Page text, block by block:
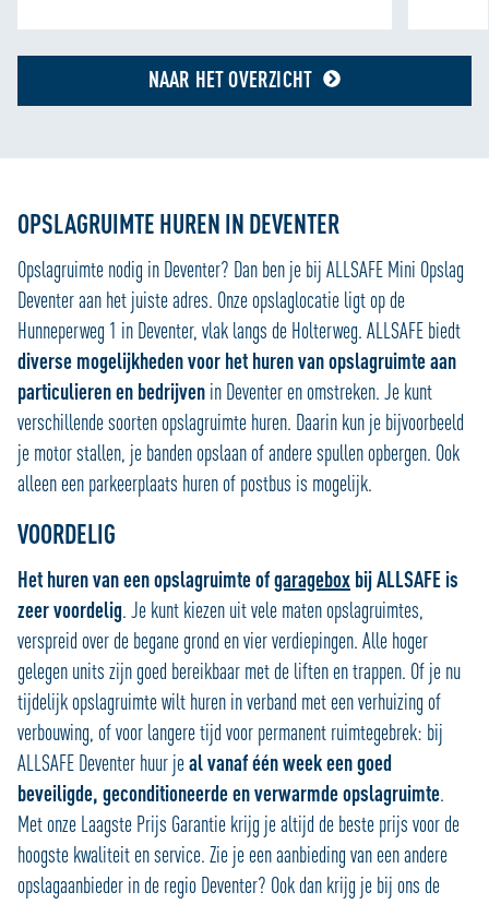
NAAR HET OVERZICHT
OPSLAGRUIMTE HUREN IN DEVENTER
Opslagruimte nodig in Deventer? Dan ben je bij ALLSAFE Mini Opslag
Deventer aan het juiste adres. Onze opslaglocatie ligt op de
Hunneperweg 1 in Deventer, vlak langs de Holterweg. ALLSAFE biedt
diverse mogelijkheden voor het huren van opslagruimte aan
particulieren en bedrijven in Deventer en omstreken. Je kunt
verschillende soorten opslagruimte huren. Daarin kun je bijvoorbeeld
je motor stallen, je banden opslaan of andere spullen opbergen. Ook
alleen een parkeerplaats huren of postbus is mogelijk.
VOORDELIG
Het huren van een opslagruimte ofgaragebox bij ALLSAFE is
zeer voordelig. Je kunt kiezen uit vele maten opslagruimtes,
verspreid over de begane grond en vier verdiepingen. Alle hoger
gelegen units zijn goed bereikbaar met de liften en trappen. Of je nu
tijdelijk opslagruimte wilt huren in verband met een verhuizing of
verbouwing, of voor langere tijd voor permanent ruimtegebrek: bij
ALLSAFE Deventer huur jeal vanaf één week een goed
beveiligde, geconditioneerde en verwarmde opslagruimte.
Met onze Laagste Prijs Garantie krijg je altijd de beste prijs voor de
hoogste kwaliteit en service. Zie je een aanbieding van een andere
opslagaanbieder in de regio Deventer? Ook dan krijg je bij ons de